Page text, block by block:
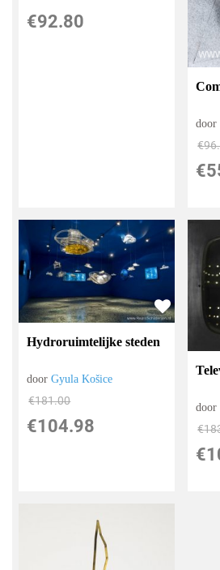
€92.80
door
€
€
Hydroruimtelijke steden
doorGyula Košice
€181.00
€104.98
door
€
€